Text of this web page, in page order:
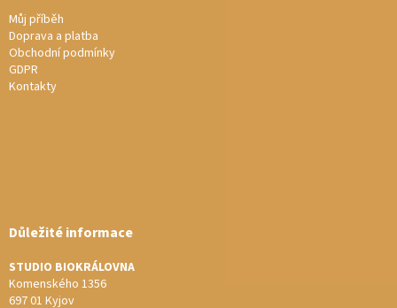
Můj příběh
Doprava a platba
Obchodní podmínky
GDPR
Kontakty
Důležité informace
STUDIO BIOKRÁLOVNA
Komenského 1356
697 01 Kyjov